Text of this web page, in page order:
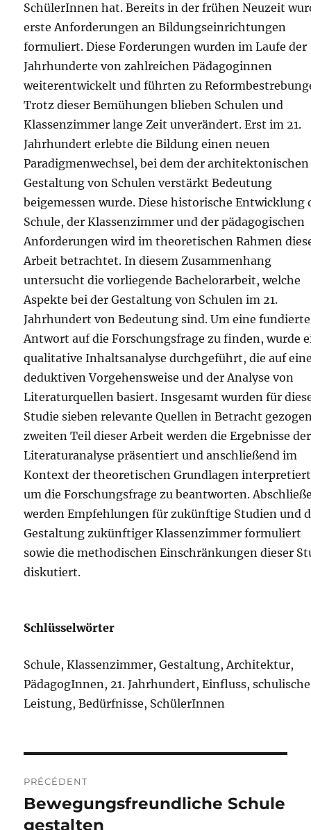
SchülerInnen hat. Bereits in der frühen Neuzeit
erste Anforderungen an Bildungseinrichtungen
formuliert. Diese Forderungen wurden im Laufe der
Jahrhunderte von zahlreichen Pädagoginnen
weiterentwickelt und führten zu
Trotz dieser Bemühungen blieben Schulen und
Klassenzimmer lange Zeit unverändert. Erst im 21.
Jahrhundert erlebte die Bildung einen neuen
Paradigmenwechsel, bei dem der architektonischen
Gestaltung von Schulen verstärkt Bedeutung
beigemessen wurde. Diese historische Entwicklung
Schule, der Klassenzimmer und der pädagogischen
Anforderungen wird im theoretischen Rahmen
Arbeit betrachtet. In diesem Zusammenhang
untersucht die vorliegende Bachelorarbeit, welche
Aspekte bei der Gestaltung von Schulen im 21.
Jahrhundert von Bedeutung sind. Um eine fundierte
Antwort auf die Forschungsfrage zu finden, wurde
qualitative Inhaltsanalyse durchgeführt, die auf
deduktiven Vorgehensweise und der Analyse von
Literaturquellen basiert. Insgesamt wurden für
Studie sieben relevante Quellen in Betracht
zweiten Teil dieser Arbeit werden die Ergebnisse der
Literaturanalyse präsentiert und anschließend im
Kontext der theoretischen Grundlagen
um die Forschungsfrage zu beantworten.
werden Empfehlungen für zukünftige Studien und
Gestaltung zukünftiger Klassenzimmer formuliert
sowie die methodischen Einschränkungen dieser
diskutiert.
Schlüsselwörter
Schule, Klassenzimmer, Gestaltung, Architektur,
PädagogInnen, 21. Jahrhundert, Einfluss, schulische
Leistung, Bedürfnisse, SchülerInnen
de
PRÉCÉDENT
Publication
précédente :
Bewegungsfreundliche Schule
gestalten